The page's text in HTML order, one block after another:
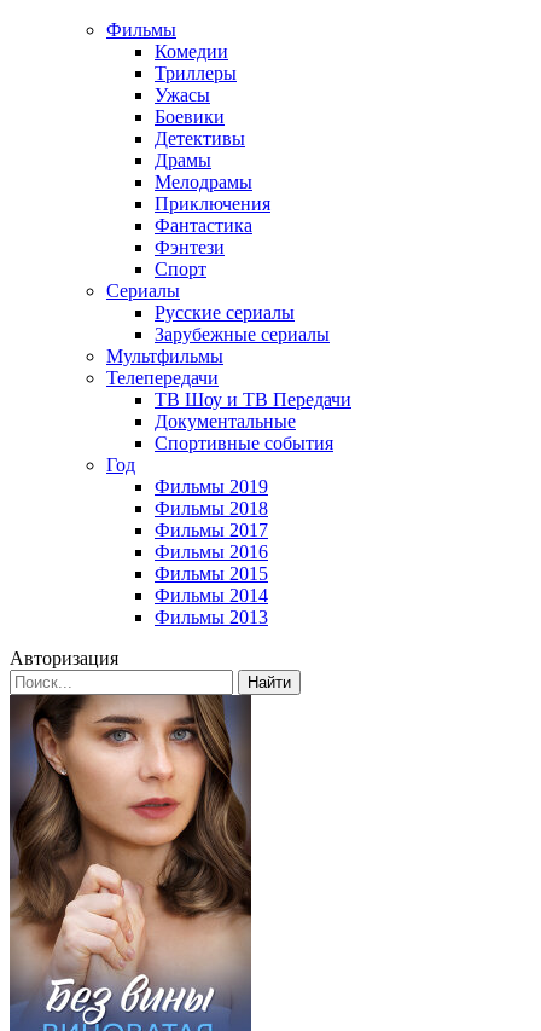
Фильмы
Комедии
Триллеры
Ужасы
Боевики
Детективы
Драмы
Мелодрамы
Приключения
Фантастика
Фэнтези
Спорт
Сериалы
Русские сериалы
Зарубежные сериалы
Мультфильмы
Телепередачи
ТВ Шоу и ТВ Передачи
Документальные
Спортивные события
Год
Фильмы 2019
Фильмы 2018
Фильмы 2017
Фильмы 2016
Фильмы 2015
Фильмы 2014
Фильмы 2013
Авторизация
Найти